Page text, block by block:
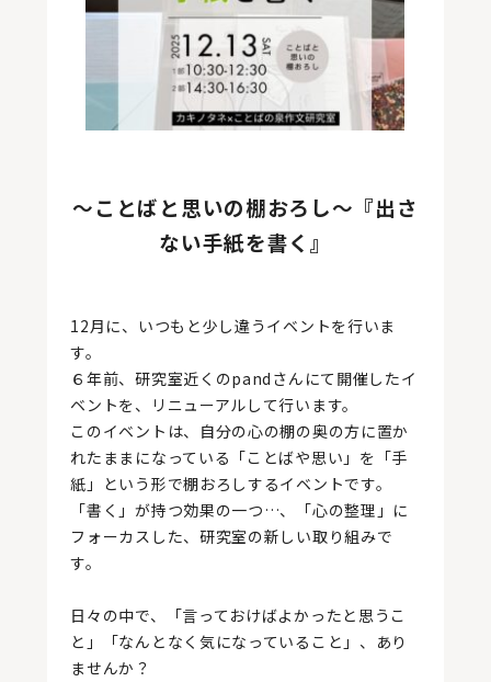
～ことばと思いの棚おろし～ 『出さ
ない手紙を書く』
12月に、いつもと少し違うイベントを行いま
す。
６年前、研究室近くのpandさんにて開催したイ
ベントを、リニューアルして行います。
このイベントは、自分の心の棚の奥の方に置か
れたままになっている「ことばや思い」を「手
紙」という形で棚おろしするイベントです。
「書く」が持つ効果の一つ…、「心の整理」に
フォーカスした、研究室の新しい取り組みで
す。
日々の中で、「言っておけばよかったと思うこ
と」「なんとなく気になっていること」、あり
ませんか？